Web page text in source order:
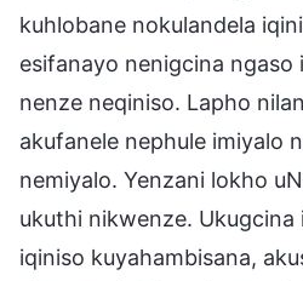
kuhlobane nokulandela
esifanayo nenigcina
nenze neqiniso. Lapho
akufanele nephule imiyalo
nemiyalo. Yenzani lokho
ukuthi nikwenze. Ukugcina
iqiniso kuyahambisana,